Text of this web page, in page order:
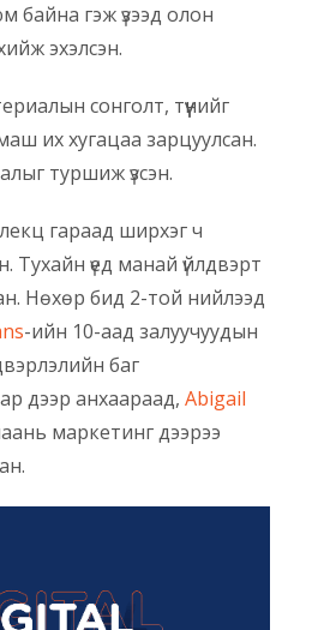
байна гэж үзээд олон
эхэлсэн.
сонголт, түүнийг
их хугацаа зарцуулсан.
туршиж үзсэн.
гараад ширхэг ч
Тухайн үед манай үйлдвэрт
Нөхөр бид 2-той нийлээд
-ийн 10-аад залуучуудын
баг
дээр анхаараад, Abigail
маркетинг дээрээ